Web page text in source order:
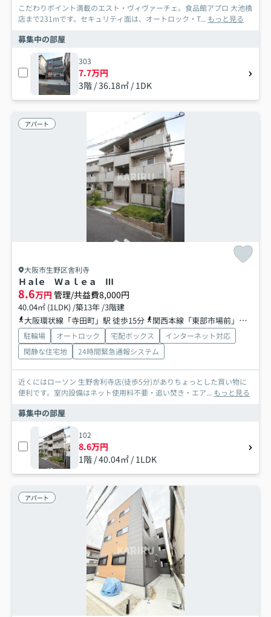
こだわりポイント満載のエスト・ヴィヴァーチェ。食品館アプロ 大池橋
店まで231mです。セキュリティ面は、オートロック・T... もっと見る
募集中の部屋
303
7.7万円
3階 / 36.18㎡ / 1DK
アパート
大阪市生野区舎利寺
Ｈａlｅ Ｗａｌｅａ Ⅲ
8.6万円 管理/共益費8,000円
40.04㎡ (1LDK) /築13年 /3階建
大阪環状線「寺田町」駅 徒歩15分
関西本線「東部市場前」駅 徒歩16分
駐輪場 オートロック 宅配ボックス
インターネット対応
閑静な住宅地
24時間緊急通報システム
近くにはローソン 生野舎利寺店(徒歩5分)がありちょっとした買い物に
便利です。室内設備はネット使用料不要・追い焚き・エア... もっと見る
募集中の部屋
102
8.6万円
1階 / 40.04㎡ / 1LDK
アパート